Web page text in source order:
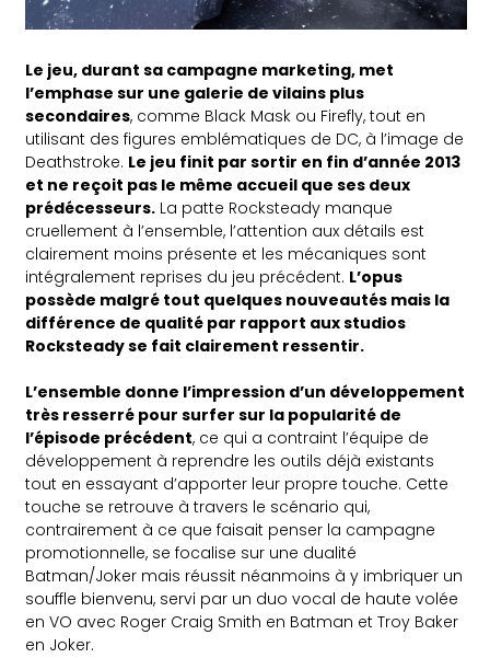
Le jeu, durant sa campagne marketing, met
l’emphase sur une galerie de vilains plus
secondaires, comme Black Mask ou Firefly, tout en
utilisant des figures emblématiques de DC, à l’image de
Deathstroke. Le jeu finit par sortir en fin d’année 2013
et ne reçoit pas le même accueil que ses deux
prédécesseurs. La patte Rocksteady manque
cruellement à l’ensemble, l’attention aux détails est
clairement moins présente et les mécaniques sont
intégralement reprises du jeu précédent. L’opus
possède malgré tout quelques nouveautés mais la
différence de qualité par rapport aux studios
Rocksteady se fait clairement ressentir.
L’ensemble donne l’impression d’un développement
très resserré pour surfer sur la popularité de
l’épisode précédent, ce qui a contraint l’équipe de
développement à reprendre les outils déjà existants
tout en essayant d’apporter leur propre touche. Cette
touche se retrouve à travers le scénario qui,
contrairement à ce que faisait penser la campagne
promotionnelle, se focalise sur une dualité
Batman/Joker mais réussit néanmoins à y imbriquer un
souffle bienvenu, servi par un duo vocal de haute volée
en VO avec Roger Craig Smith en Batman et Troy Baker
en Joker.